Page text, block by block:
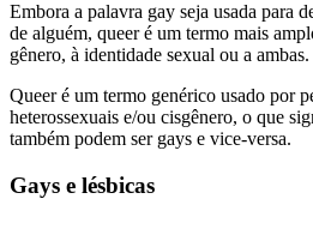
Embora a palavra gay seja usada para
de alguém, queer é um termo mais
gênero, à identidade sexual ou a ambas.
Queer é um termo genérico usado por
heterossexuais e/ou cisgênero, o que
também podem ser gays e vice-versa.
Gays e lésbicas